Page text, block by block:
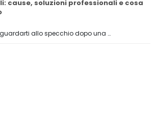
cause, soluzioni professionali e cosa
allo specchio dopo una …